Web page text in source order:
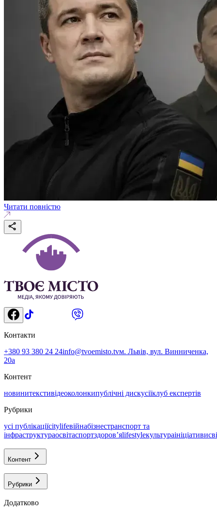
Читати повністю
Контакти
+380 93 380 24 24info@tvoemisto.tvм. Львів, вул. Винниченка,
20а
Контент
новинитекстивідеоколонкипублічні дискусіїклуб експертів
Рубрики
усі публікаціїcitylifeвійнабізнестранспорт та
інфраструктураосвітаспортздоровʼяlifestyleкультураініціативи
Контент
Рубрики
Додатково